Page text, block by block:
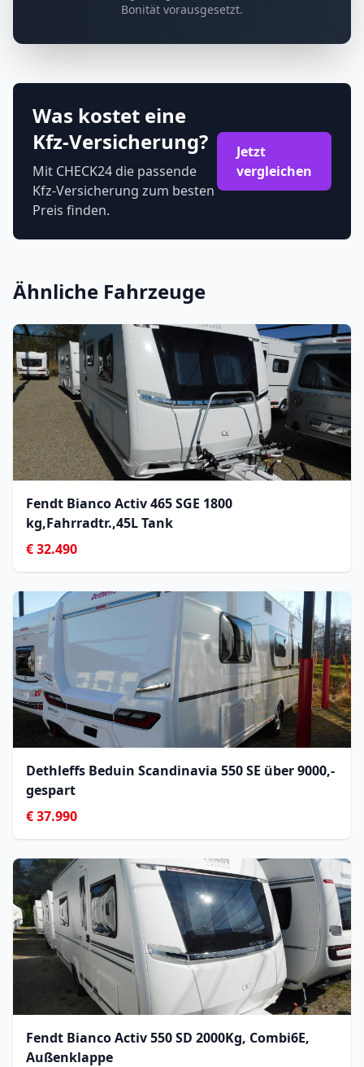
Bonität vorausgesetzt.
Was kostet eine
Kfz-Versicherung?
Mit CHECK24 die passende
Kfz-Versicherung zum besten
Preis finden.
Jetzt
vergleichen
Ähnliche Fahrzeuge
Fendt Bianco Activ 465 SGE 1800
kg,Fahrradtr.,45L Tank
€ 32.490
Dethleffs Beduin Scandinavia 550 SE über 9000,- 
gespart
€ 37.990
Fendt Bianco Activ 550 SD 2000Kg, Combi6E,
Außenklappe